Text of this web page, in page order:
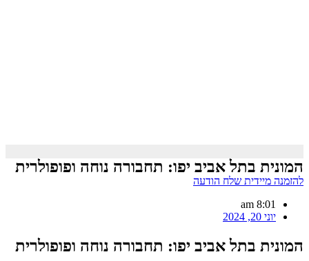
המונית בתל אביב יפו: תחבורה נוחה ופופולרית
להזמנה מיידית שלח הודעה
8:01 am
יוני 20, 2024
המונית בתל אביב יפו: תחבורה נוחה ופופולרית